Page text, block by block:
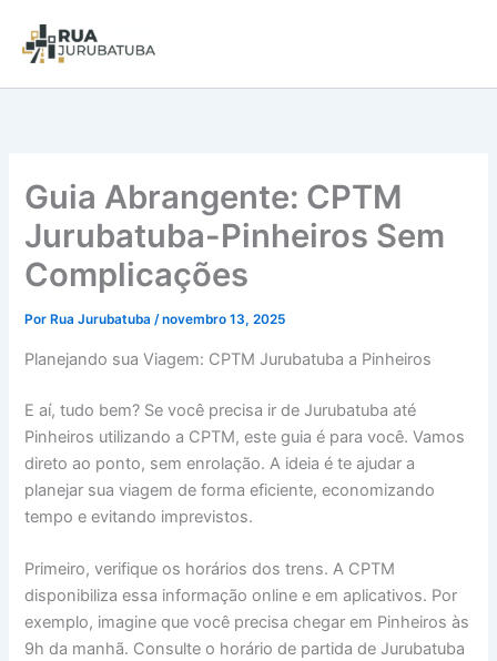
Guia Abrangente: CPTM
Jurubatuba-Pinheiros Sem
Complicações
Por Rua Jurubatuba/novembro 13, 2025
Planejando sua Viagem: CPTM Jurubatuba a Pinheiros
E aí, tudo bem? Se você precisa ir de Jurubatuba até
Pinheiros utilizando a CPTM, este guia é para você. Vamos
direto ao ponto, sem enrolação. A ideia é te ajudar a
planejar sua viagem de forma eficiente, economizando
tempo e evitando imprevistos.
Primeiro, verifique os horários dos trens. A CPTM
disponibiliza essa informação online e em aplicativos. Por
exemplo, imagine que você precisa chegar em Pinheiros às
9h da manhã. Consulte o horário de partida de Jurubatuba